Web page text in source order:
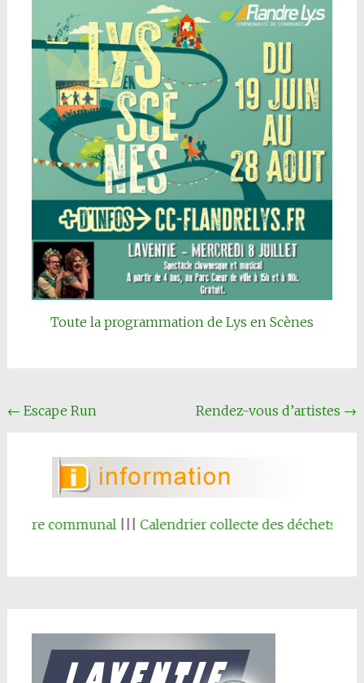
Toute la programmation de Lys en Scènes
Navigation
← Escape Run Rendez-vous d’artistes →
communal|||Calendrier collecte des déchets 2026